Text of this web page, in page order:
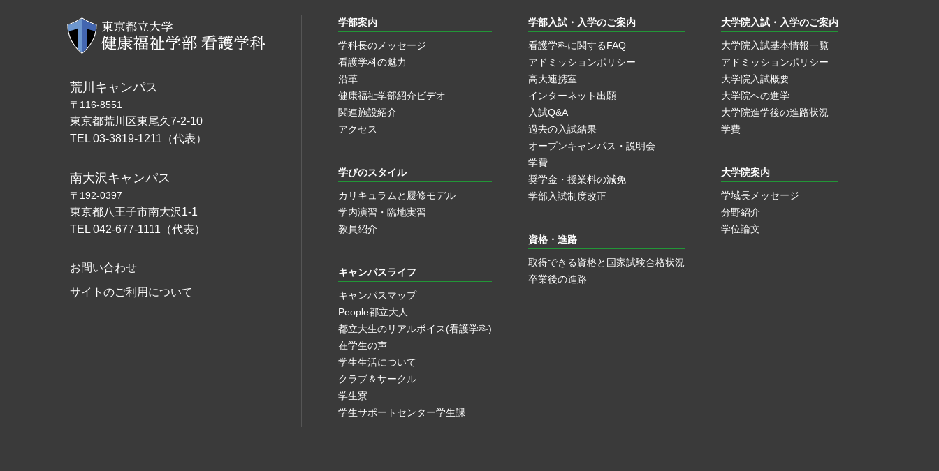
荒川キャンパス
〒116-8551
東京都荒川区東尾久7-2-10
TEL 03-3819-1211（代表）
南大沢キャンパス
〒192-0397
東京都八王子市南大沢1-1
TEL 042-677-1111（代表）
お問い合わせ
サイトのご利用について
学部案内
学科長のメッセージ
看護学科の魅力
沿革
健康福祉学部紹介ビデオ
関連施設紹介
アクセス
学びのスタイル
カリキュラムと履修モデル
学内演習・臨地実習
教員紹介
キャンパスライフ
キャンパスマップ
People都立大人
都立大生のリアルボイス(看護学科)
在学生の声
学生生活について
クラブ＆サークル
学生寮
学生サポートセンター学生課
学部入試・入学のご案内
看護学科に関するFAQ
アドミッションポリシー
高大連携室
インターネット出願
入試Q&A
過去の入試結果
オープンキャンパス・説明会
学費
奨学金・授業料の減免
学部入試制度改正
資格・進路
取得できる資格と国家試験合格状況
卒業後の進路
大学院入試・入学のご案内
大学院入試基本情報一覧
アドミッションポリシー
大学院入試概要
大学院への進学
大学院進学後の進路状況
学費
大学院案内
学域長メッセージ
分野紹介
学位論文